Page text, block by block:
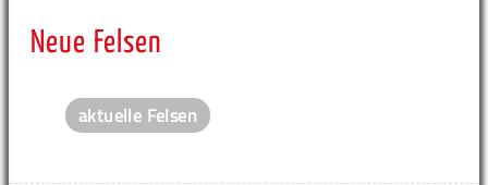
Neue Felsen
aktuelle Felsen